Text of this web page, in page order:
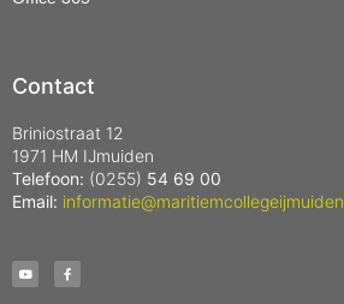
Contact
Briniostraat 12
1971 HM IJmuiden
Telefoon: (0255) 54 69 00
Email: